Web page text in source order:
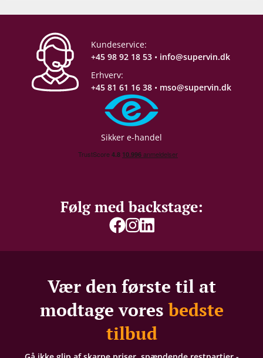
Kundeservice:
+45 98 92 18 53 • info@supervin.dk
Erhverv:
+45 81 61 16 38 • mso@supervin.dk
Sikker e-handel
Følg med backstage:
Vær den første til at
modtage voresbedste
tilbud